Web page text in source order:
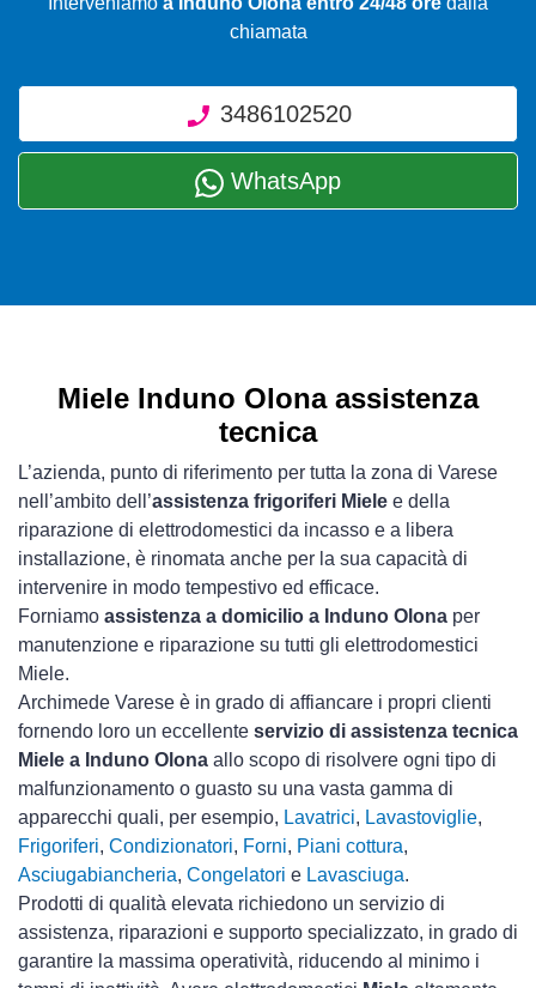
chiamata
3486102520
WhatsApp
Miele Induno Olona assistenza
tecnica
L’azienda, punto di riferimento per tutta la zona di Varese
nell’ambito dell’assistenza frigoriferi Miele e della
riparazione di elettrodomestici da incasso e a libera
installazione, è rinomata anche per la sua capacità di
intervenire in modo tempestivo ed efficace.
Forniamo assistenza a domicilio a Induno Olona per
manutenzione e riparazione su tutti gli elettrodomestici
Miele.
Archimede Varese è in grado di affiancare i propri clienti
fornendo loro un eccellente servizio di assistenza tecnica
Miele a Induno Olona allo scopo di risolvere ogni tipo di
malfunzionamento o guasto su una vasta gamma di
apparecchi quali, per esempio, Lavatrici, Lavastoviglie,
Frigoriferi, Condizionatori, Forni, Piani cottura,
Asciugabiancheria, Congelatori e Lavasciuga.
Prodotti di qualità elevata richiedono un servizio di
assistenza, riparazioni e supporto specializzato, in grado di
garantire la massima operatività, riducendo al minimo i